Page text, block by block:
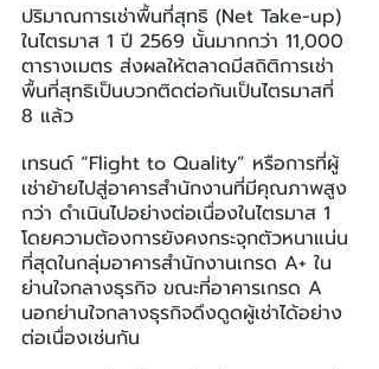
ปริมาณการเช่าพื้นที่สุทธิ (Net Take-up)
ในไตรมาส 1 ปี 2569 นั้นมากกว่า 11,000
ตารางเมตร ส่งผลให้ตลาดมีสถิติการเช่า
พื้นที่สุทธิเป็นบวกติดต่อกันเป็นไตรมาสที่
8 แล้ว
เทรนด์ “Flight to Quality” หรือการที่ผู้
เช่าย้ายไปสู่อาคารสำนักงานที่มีคุณภาพสูง
กว่า ดำเนินไปอย่างต่อเนื่องในไตรมาส 1
โดยความต้องการยังคงกระจุกตัวหนาแน่น
ที่สุดในกลุ่มอาคารสำนักงานเกรด A+ ใน
ย่านใจกลางธุรกิจ ขณะที่อาคารเกรด A
นอกย่านใจกลางธุรกิจดึงดูดผู้เช่าได้อย่าง
ต่อเนื่องเช่นกัน